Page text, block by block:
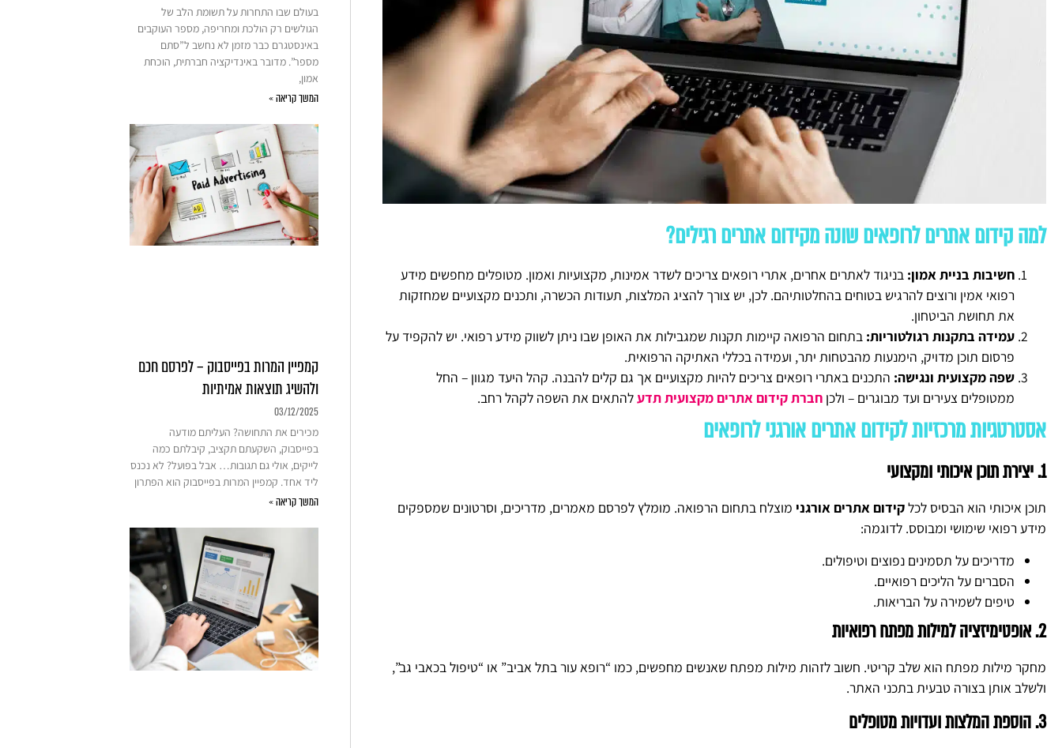
למה קידום אתרים לרופאים שונה מקידום אתרים רגילים?
חשיבות בניית אמון: בניגוד לאתרים אחרים, אתרי רופאים צריכים לשדר אמינות, מקצועיות ואמון. מטופלים מחפשים מידע
רפואי אמין ורוצים להרגיש בטוחים בהחלטותיהם. לכן, יש צורך להציג המלצות, תעודות הכשרה, ותכנים מקצועיים שמחזקות
את תחושת הביטחון.
עמידה בתקנות רגולטוריות: בתחום הרפואה קיימות תקנות שמגבילות את האופן שבו ניתן לשווק מידע רפואי. יש להקפיד על
פרסום תוכן מדויק, הימנעות מהבטחות יתר, ועמידה בכללי האתיקה הרפואית.
שפה מקצועית ונגישה: התכנים באתרי רופאים צריכים להיות מקצועיים אך גם קלים להבנה. קהל היעד מגוון – החל
ממטופלים צעירים ועד מבוגרים – ולכן חברת קידום אתרים מקצועית תדעלהתאים את השפה לקהל רחב.
אסטרטגיות מרכזיות לקידום אתרים אורגני לרופאים
1. יצירת תוכן איכותי ומקצועי
תוכן איכותי הוא הבסיס לכלקידום אתרים אורגני מוצלח בתחום הרפואה. מומלץ לפרסם מאמרים, מדריכים, וסרטונים שמספקים
מידע רפואי שימושי ומבוסס. לדוגמה:
מדריכים על תסמינים נפוצים וטיפולים.
הסברים על הליכים רפואיים.
טיפים לשמירה על הבריאות.
2. אופטימיזציה למילות מפתח רפואיות
מחקר מילות מפתח הוא שלב קריטי. חשוב לזהות מילות מפתח שאנשים מחפשים, כמו “רופא עור בתל אביב” או “טיפול בכאבי גב”,
ולשלב אותן בצורה טבעית בתכני האתר.
3. הוספת המלצות ועדויות מטופלים
בעולם שבו התחרות על תשומת הלב של
הגולשים רק הולכת ומחריפה, מספר העוקבים
באינסטגרם כבר מזמן לא נחשב ל”סתם
מספר”. מדובר באינדיקציה חברתית, הוכחת
אמון,
המשך קריאה »
קמפיין המרות בפייסבוק – לפרסם חכם
ולהשיג תוצאות אמיתיות
03/12/2025
מכירים את התחושה? העליתם מודעה
בפייסבוק, השקעתם תקציב, קיבלתם כמה
לייקים, אולי גם תגובות… אבל בפועל? לא נכנס
ליד אחד. קמפיין המרות בפייסבוק הוא הפתרון
המשך קריאה »